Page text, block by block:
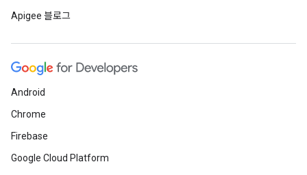
Apigee 블로그
Android
Chrome
Firebase
Google Cloud Platform